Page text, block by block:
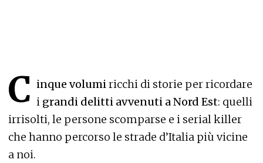
C inque volumiricchi di storie per ricordare
i grandi delitti avvenuti a Nord Est: quelli
irrisolti, le persone scomparse e i serial killer
che hanno percorso le strade d’Italia più vicine
a noi.